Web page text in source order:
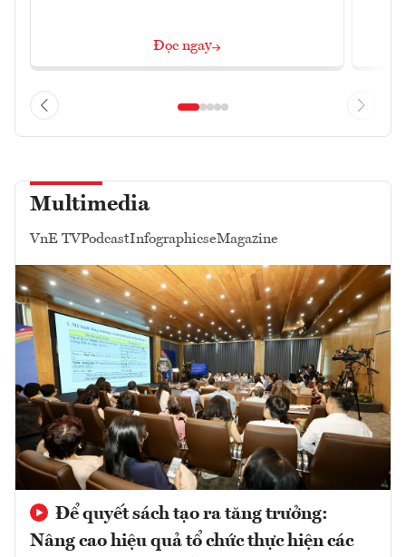
Đọc ngay
Multimedia
VnE TVPodcastInfographicseMagazine
Để quyết sách tạo ra tăng trưởng:
Nâng cao hiệu quả tổ chức thực hiện các